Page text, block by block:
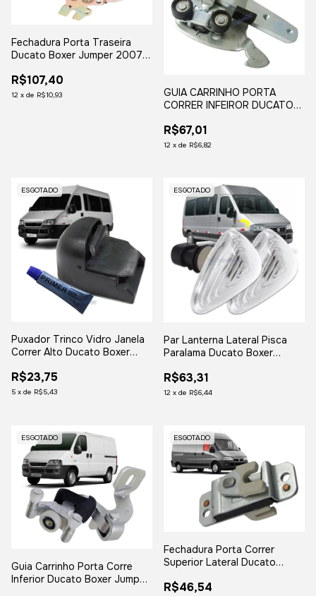
Fechadura Porta Traseira
Ducato Boxer Jumper 2007 a
R$107,40
12 x de R$10,93
GUIA CARRINHO PORTA
CORRER INFEIROR DUCATO
2004 2005 2006 2007
2008 EM DIANTE
R$67,01
12 x de R$6,82
ESGOTADO
Puxador Trinco Vidro Janela
Correr Alto Ducato Boxer
R$23,75
5 x de R$5,43
ESGOTADO
Par Lanterna Lateral Pisca
Paralama Ducato Boxer
R$63,31
12 x de R$6,44
ESGOTADO
Guia Carrinho Porta Corre
Inferior Ducato Boxer Jumper
ESGOTADO
Fechadura Porta Correr
Superior Lateral Ducato
R$46,54